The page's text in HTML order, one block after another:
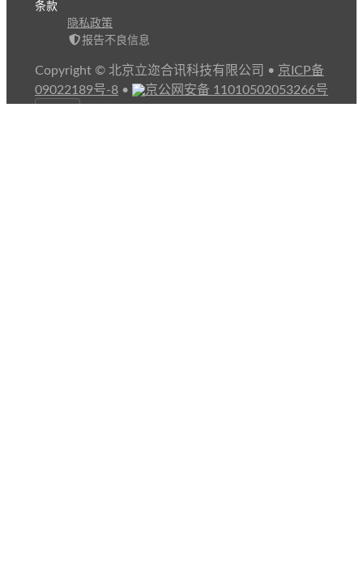
条款
隐私政策
报告不良信息
Copyright © 北京立迩合讯科技有限公司 • 京ICP备
09022189号-8 • 京公网安备 11010502053266号